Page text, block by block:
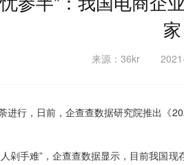
家
来源：36kr
进行，日前，企查查数据研究院推出《
剁手难”，企查查数据显示，目前我国